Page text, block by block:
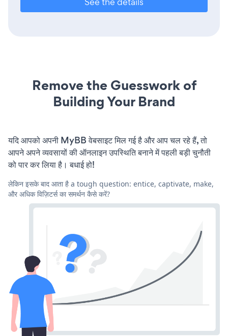
Remove the Guesswork of
Building Your Brand
यदि आपको अपनी MyBB वेबसाइट मिल गई है और आप चल रहे हैं, तो
आपने अपने व्यवसायों की ऑनलाइन उपस्थिति बनाने में पहली बड़ी चुनौती
को पार कर लिया है। बधाई हो!
लेकिन इसके बाद आता है a tough question: entice, captivate, make,
और अधिक विज़िटर्स का समर्थन कैसे करें?